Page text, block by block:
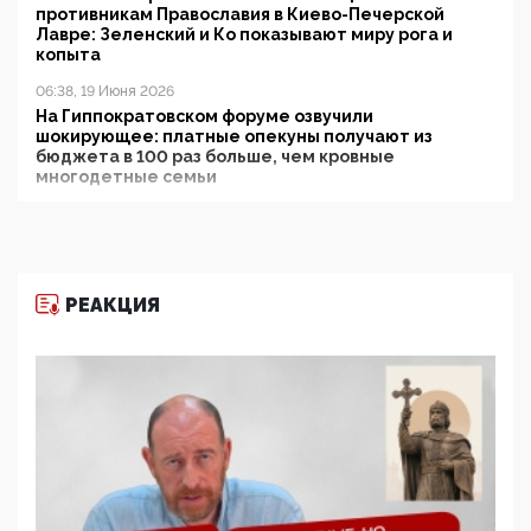
противникам Православия в Киево-Печерской
Лавре: Зеленский и Ко показывают миру рога и
копыта
06:38, 19 Июня 2026
На Гиппократовском форуме озвучили
шокирующее: платные опекуны получают из
бюджета в 100 раз больше, чем кровные
многодетные семьи
11:53, 09 Июня 2026
деятельность ИИТО ЮНЕСКО в России, но
цифроглобалисты продолжают определять
повестку в образовании
09:43, 01 Июня 2026
5G за счет здоровья граждан: Минцифры намерено
отобрать у регионов и муниципалитетов право
защищать жилые дома и социальные объекты от
РЕАКЦИЯ